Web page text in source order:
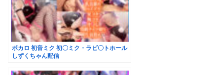
ボカロ 初音ミク 初〇ミク・ラビ〇トホール
しずくちゃん配信